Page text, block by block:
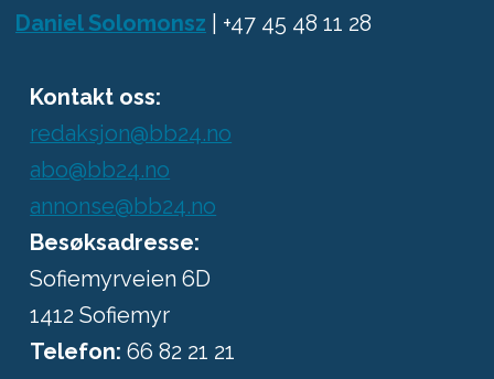
Daniel Solomonsz | +47 45 48 11 28
Kontakt oss:
redaksjon@bb24.no
abo@bb24.no
annonse@bb24.no
Besøksadresse:
Sofiemyrveien 6D
1412 Sofiemyr
Telefon:66 82 21 21